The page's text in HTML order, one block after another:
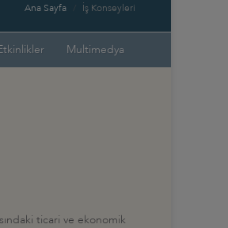
Ana Sayfa İş Konseyleri
Multimedya
ticari ve ekonomik